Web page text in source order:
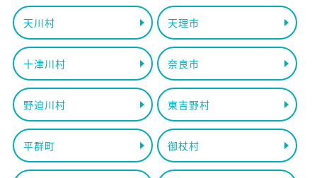
天川村 天理市
十津川村 奈良市
野迫川村 東吉野村
平群町 御杖村